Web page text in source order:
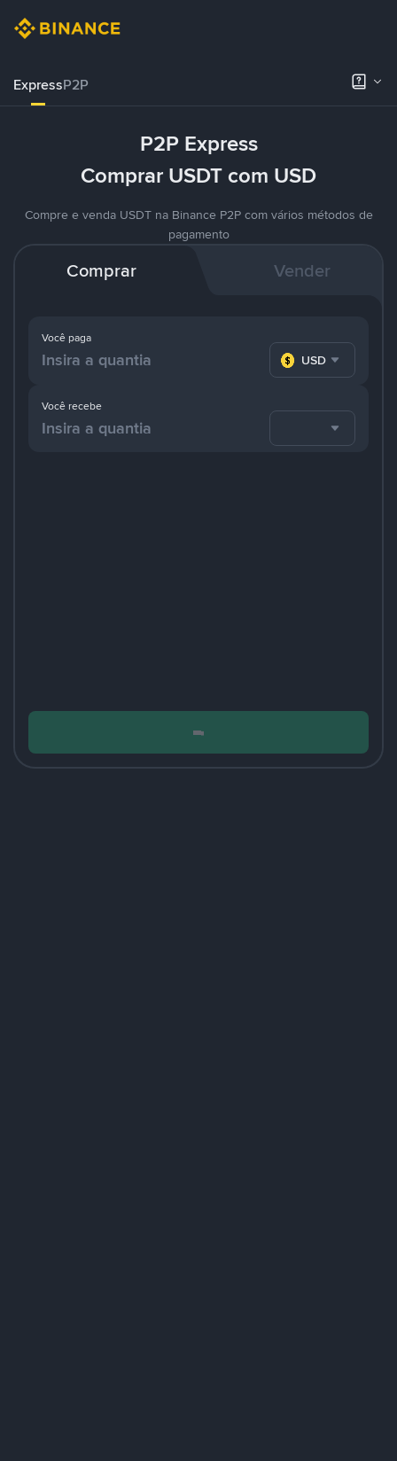
ExpressP2P
P2P Express
Comprar USDT com USD
Compre e venda USDT na Binance P2P com vários métodos de
pagamento
Comprar Vender
Você paga
USD
Você recebe